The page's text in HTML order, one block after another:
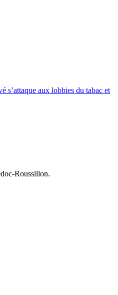
s’attaque aux lobbies du tabac et
Roussillon.